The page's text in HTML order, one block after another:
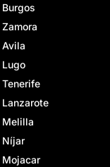
Burgos
Zamora
Avila
Lugo
Tenerife
Lanzarote
Melilla
Níjar
Mojacar